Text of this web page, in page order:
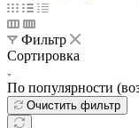
Фильтр
Сортировка
По популярности
Очистить фильтр